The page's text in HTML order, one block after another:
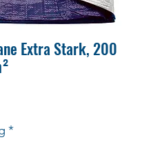
Extra Stark, 200
*